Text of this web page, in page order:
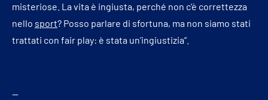
misteriose. La vita è ingiusta, perché non c’è correttezza
nello sport? Posso parlare di sfortuna, ma non siamo stati
trattati con fair play: è stata un’ingiustizia”.
—